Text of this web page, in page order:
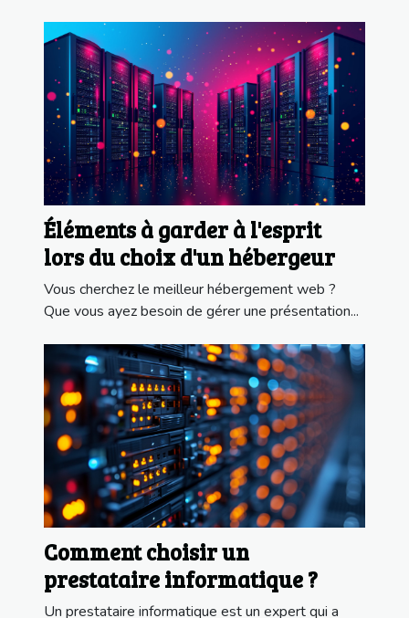
Éléments à garder à l'esprit
lors du choix d'un hébergeur
Vous cherchez le meilleur hébergement web ?
Que vous ayez besoin de gérer une présentation...
Comment choisir un
prestataire informatique ?
Un prestataire informatique est un expert qui a